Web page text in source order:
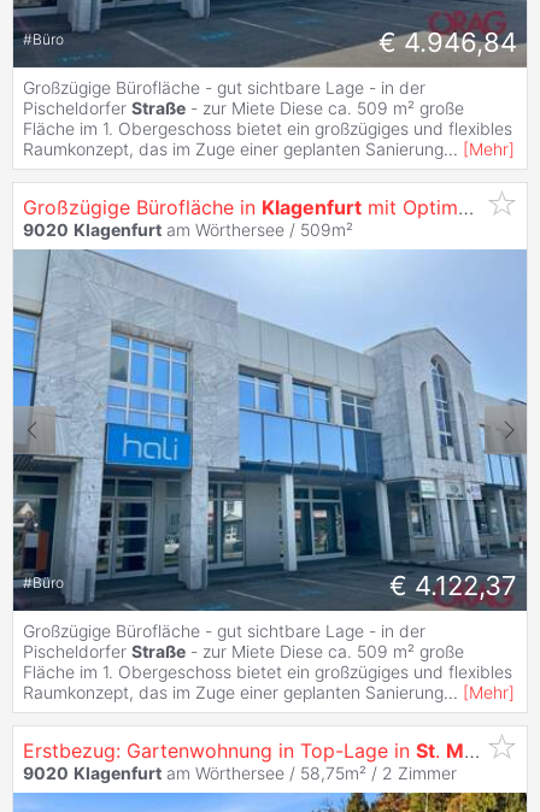
#Büro € 4.946,84
Großzügige Bürofläche - gut sichtbare Lage - in der
Pischeldorfer Straße - zur Miete Diese ca. 509 m² große
Fläche im 1. Obergeschoss bietet ein großzügiges und flexibles
Raumkonzept, das im Zuge einer geplanten Sanierung... [Mehr]
Großzügige Bürofläche in Klagenfurt mit Optimaler Werbewirksamkeit -
9020 Klagenfurt am Wörthersee / 509m²
#Büro € 4.122,37
Großzügige Bürofläche - gut sichtbare Lage - in der
Pischeldorfer Straße - zur Miete Diese ca. 509 m² große
Fläche im 1. Obergeschoss bietet ein großzügiges und flexibles
Raumkonzept, das im Zuge einer geplanten Sanierung... [Mehr]
Erstbezug: Gartenwohnung in Top-Lage in St. Martin -
9020 Klagenfurt am Wörthersee / 58,75m² / 2 Zimmer